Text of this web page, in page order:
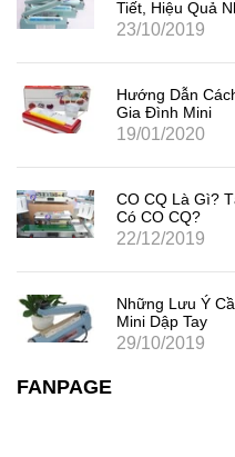
Tiết, Hiệu Quả
23/10/2019
Hướng Dẫn
Gia Đình Mini
19/01/2020
CO CQ Là Gì?
Có CO CQ?
22/12/2019
Những Lưu Ý
Mini Dập Tay
29/10/2019
FANPAGE